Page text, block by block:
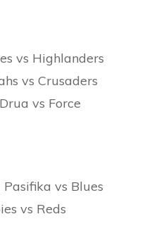
vs Highlanders
vs Crusaders
vs Force
vs Blues
vs Reds